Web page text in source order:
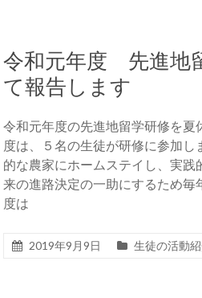
令和元年度 先進地
て報告します
令和元年度の先進地留学研修を夏
度は、５名の生徒が研修に参加し
的な農家にホームステイし、実
来の進路決定の一助にするため毎
度は
2019年9月9日 生徒の活動